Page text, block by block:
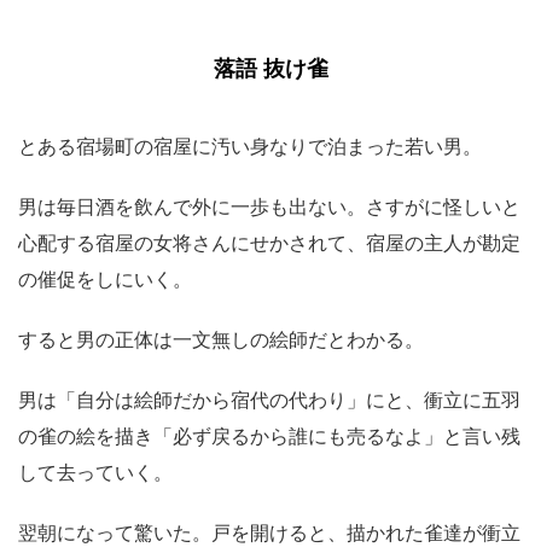
落語 抜け雀
とある宿場町の宿屋に汚い身なりで泊まった若い男。
男は毎日酒を飲んで外に一歩も出ない。さすがに怪しいと
心配する宿屋の女将さんにせかされて、宿屋の主人が勘定
の催促をしにいく。
すると男の正体は一文無しの絵師だとわかる。
男は「自分は絵師だから宿代の代わり」にと、衝立に五羽
の雀の絵を描き「必ず戻るから誰にも売るなよ」と言い残
して去っていく。
翌朝になって驚いた。戸を開けると、描かれた雀達が衝立